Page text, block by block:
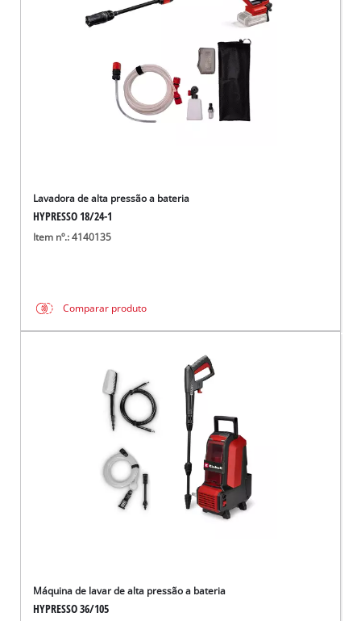
Lavadora de alta pressão a bateria
HYPRESSO 18/24-1
Item nº.: 4140135
Comparar produto
Máquina de lavar de alta pressão a bateria
HYPRESSO 36/105